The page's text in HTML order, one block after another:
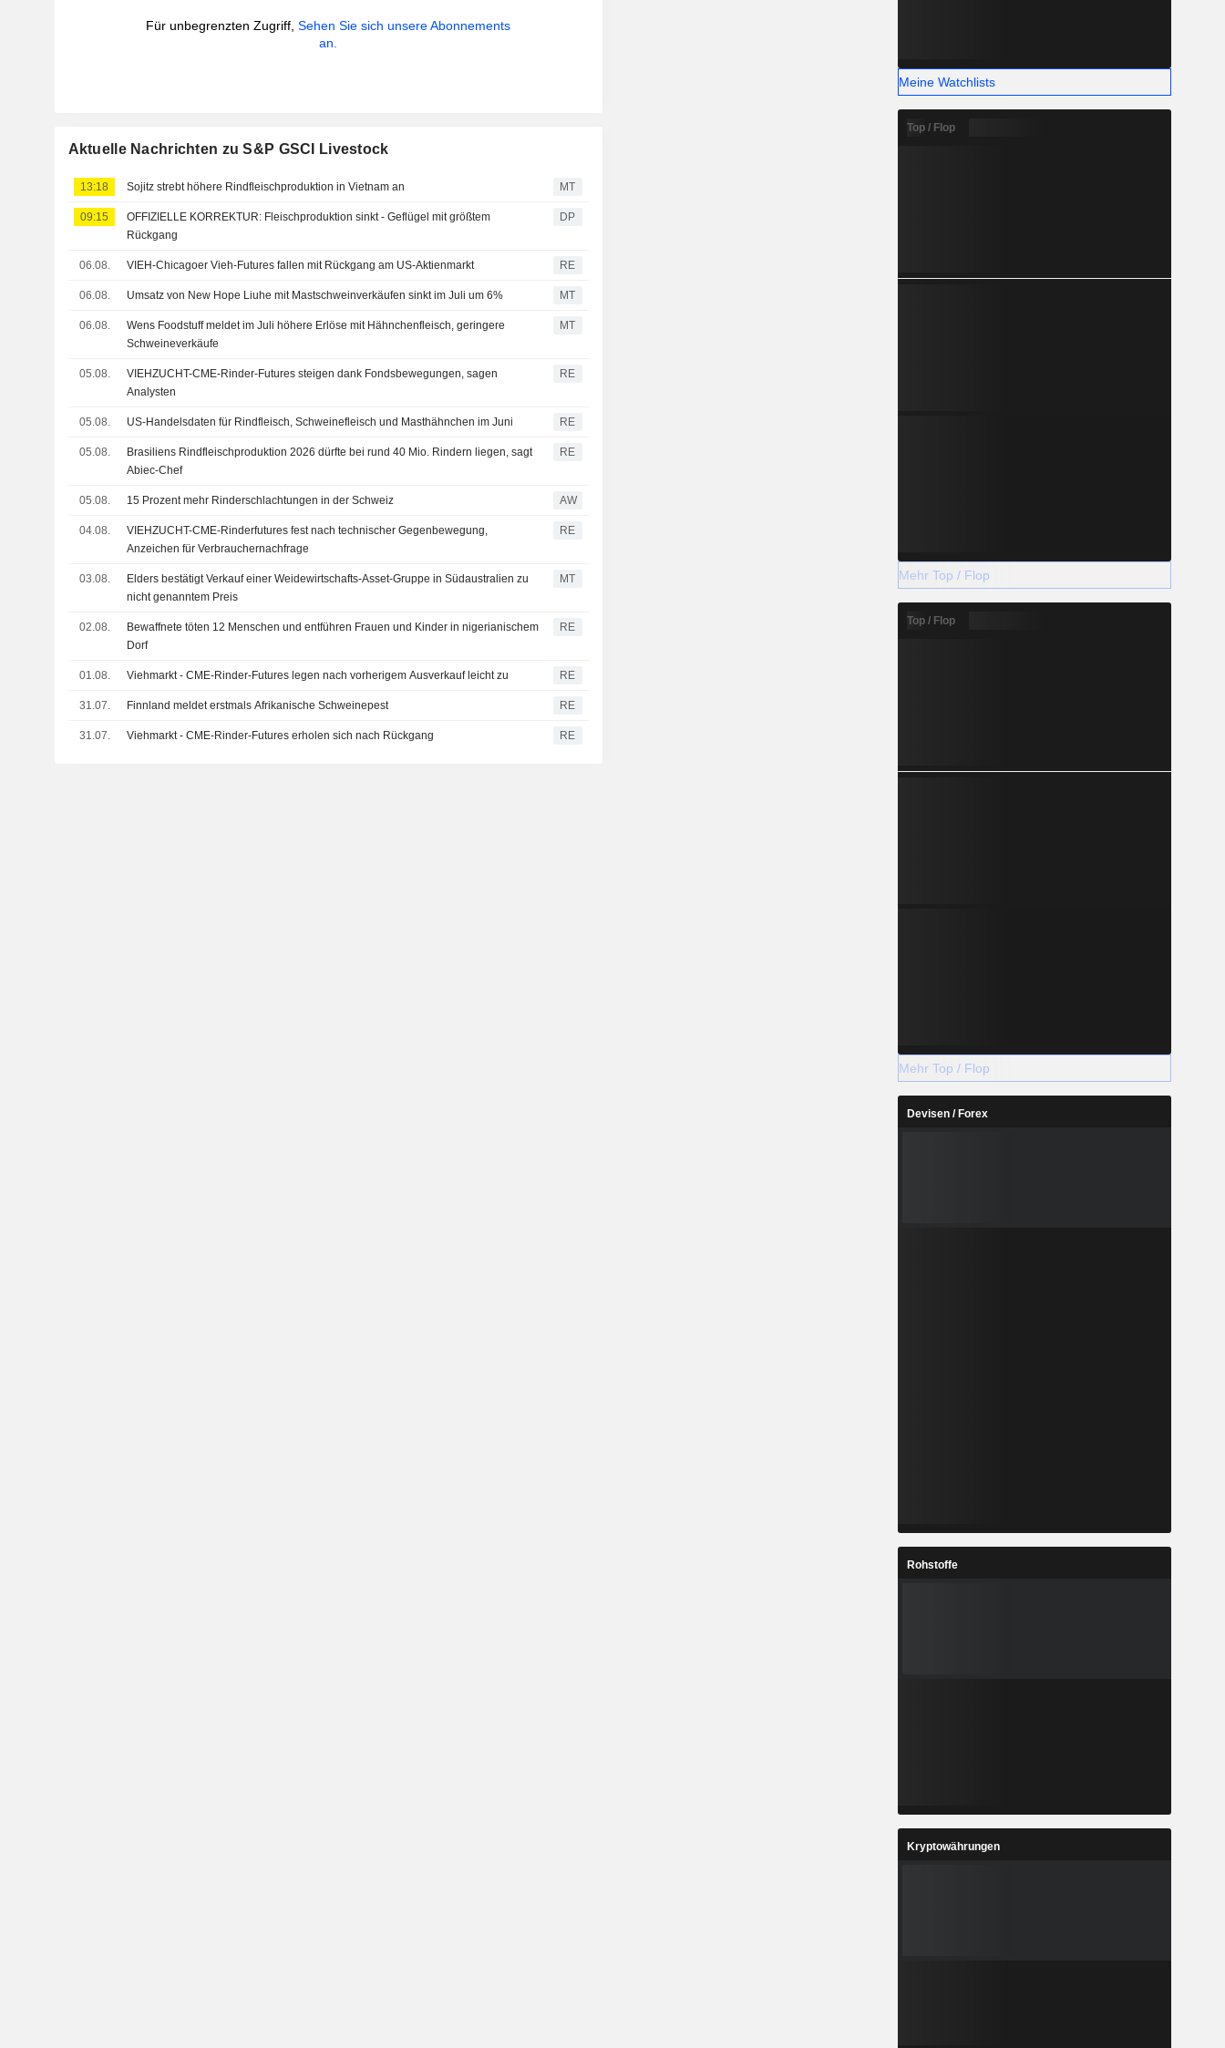
Für unbegrenzten Zugriff,Sehen Sie sich unsere Abonnements
an.
Aktuelle Nachrichten zu S&P GSCI Livestock
13:18 Sojitz strebt höhere Rindfleischproduktion in Vietnam an MT
09:15
OFFIZIELLE KORREKTUR: Fleischproduktion sinkt - Geflügel mit größtem
Rückgang
DP
06.08. VIEH-Chicagoer Vieh-Futures fallen mit Rückgang am US-Aktienmarkt RE
06.08. Umsatz von New Hope Liuhe mit Mastschweinverkäufen sinkt im Juli um 6% MT
06.08.
Wens Foodstuff meldet im Juli höhere Erlöse mit Hähnchenfleisch, geringere
Schweineverkäufe
MT
05.08.
VIEHZUCHT-CME-Rinder-Futures steigen dank Fondsbewegungen, sagen
Analysten
RE
05.08. US-Handelsdaten für Rindfleisch, Schweinefleisch und Masthähnchen im Juni RE
05.08.
Brasiliens Rindfleischproduktion 2026 dürfte bei rund 40 Mio. Rindern liegen, sagt
Abiec-Chef
RE
05.08. 15 Prozent mehr Rinderschlachtungen in der Schweiz AW
04.08.
VIEHZUCHT-CME-Rinderfutures fest nach technischer Gegenbewegung,
Anzeichen für Verbrauchernachfrage
RE
03.08.
Elders bestätigt Verkauf einer Weidewirtschafts-Asset-Gruppe in Südaustralien zu
nicht genanntem Preis
MT
02.08.
Bewaffnete töten 12 Menschen und entführen Frauen und Kinder in nigerianischem
Dorf
RE
01.08. Viehmarkt - CME-Rinder-Futures legen nach vorherigem Ausverkauf leicht zu RE
31.07. Finnland meldet erstmals Afrikanische Schweinepest RE
31.07. Viehmarkt - CME-Rinder-Futures erholen sich nach Rückgang RE
Meine Watchlists
Top / Flop
Mehr Top / Flop
Top / Flop
Mehr Top / Flop
Devisen / Forex
Rohstoffe
Kryptowährungen